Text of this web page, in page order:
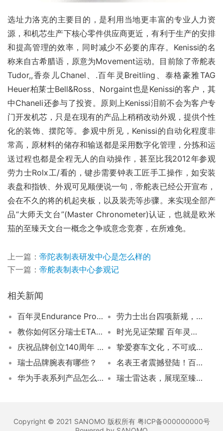
选址力洛克的主要目的，是利用当地更丰富的专业人力资
源，和机芯生产下核心零件供应商更近，有利于生产的安排
和提高管理的效率，同时减少不必要的库存。Kenissi的名
称来自古希腊语，原意为Movement运动。目前除了帝舵表
Tudor,,香奈儿Chanel、.百年灵Breitling、泰格豪雅TAG
Heuer柏莱士Bell&Ross、Norgaint也是Kenissi的客户，其
中Chaneli还参与了投资。原则上Kenissi泪前不会为客户专
门开发机芯，只是在现有的产品上稍稍改动外观，提供个性
化的装饰、摆陀等。参观中所见，Kenissi的自动化程度非
常高，原材料的储存和输送都是采用数字化管理，分拣和运
送过程也都是全程无人的自动操作，甚至比我2012年参观
劳力士Rolx工/看的，键步需要钟表工匠手工操作，如安装
表盘和指铁、外观可见顺便说一句，帝舵表已经公开宣布，
会在不久的将的机起夹板，以及装壳等步骤。来实现全部产
品“大师天文台”(Master Chronometer)认证，也就是欧米
茄的至臻天文台一概念之争或意念竞赛，在所难免。
上一篇： 帝陀表制表研发中心是怎么样的
下一篇： 帝舵表制表中心参观记
相关新闻
百年灵Endurance Pro石英运动表台北惊艳亮相,38 毫米中性尺寸成焦点
劳力士出台四项新规，彻底遏制“炒货”潮
教你如何区分瑞士ETA与国产海鸥机芯
时光见证荣耀 百年灵大使布拉德·皮特珍藏佳作
庆祝品牌创立140周年 BVLGARI宝格丽推出全新Octo Finissimo Automatic素描盘限量腕表
挚爱赛车文化，不可或缺的佩戴之选！卡莱拉系列保时捷Chronosprint计时码表6万8！
瑞士品牌腕表有哪些？
名表王者震撼登陆！百达翡丽3488自动上弦腕表引人瞩目！
华为手表系列产品怎么样
瑞士雷达表，展现至臻心意，共赴爱旅！
Copyright © 2021 SANOMO 版权所有 粤ICP备000000000号